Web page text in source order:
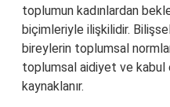
toplumun kadınlardan
biçimleriyle ilişkilidir.
bireylerin toplumsal
toplumsal aidiyet ve kabul
kaynaklanır.